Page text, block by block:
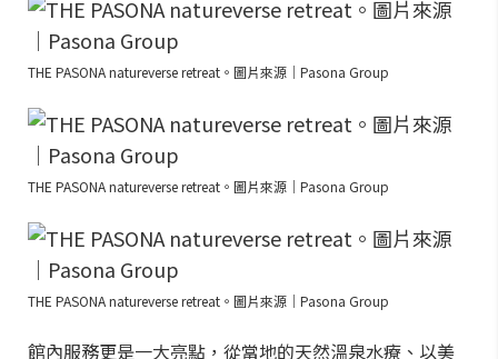
THE PASONA natureverse retreat。圖片來源｜Pasona Group
THE PASONA natureverse retreat。圖片來源｜Pasona Group
THE PASONA natureverse retreat。圖片來源｜Pasona Group
館內服務更是一大亮點，從當地的天然溫泉水療、以美